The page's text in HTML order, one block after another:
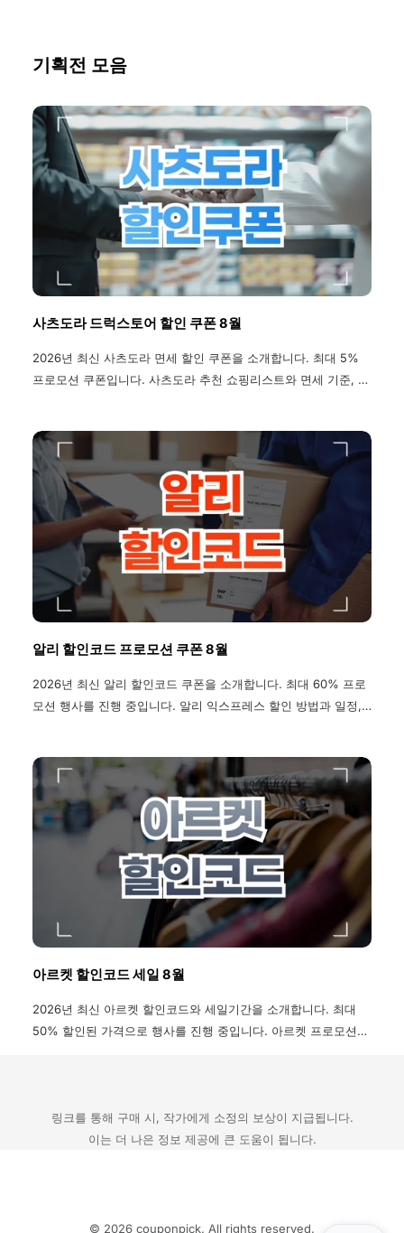
기획전 모음
사츠도라 드럭스토어 할인 쿠폰 8월
2026년 최신 사츠도라 면세 할인 쿠폰을 소개합니다. 최대 5%
프로모션 쿠폰입니다. 사츠도라 추천 쇼핑리스트와 면세 기준, 지
알리 할인코드 프로모션 쿠폰 8월
2026년 최신 알리 할인코드 쿠폰을 소개합니다. 최대 60% 프로
모션 행사를 진행 중입니다. 알리 익스프레스 할인 방법과 일정,
아르켓 할인코드 세일 8월
2026년 최신 아르켓 할인코드와 세일기간을 소개합니다. 최대
50% 할인된 가격으로 행사를 진행 중입니다. 아르켓 프로모션
링크를 통해 구매 시, 작가에게 소정의 보상이 지급됩니다.
이는 더 나은 정보 제공에 큰 도움이 됩니다.
© 2026 couponpick. All rights reserved.